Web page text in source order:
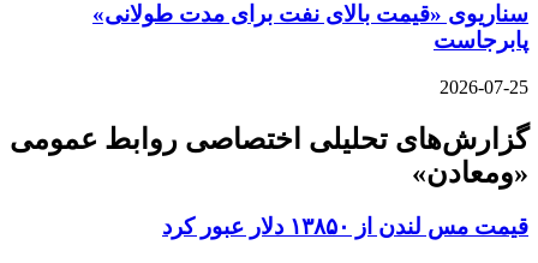
سناریوی «قیمت بالای نفت برای مدت طولانی»
پابرجاست
2026-07-25
گزارش‌های تحلیلی اختصاصی روابط عمومی
«ومعادن»
قیمت مس لندن از ۱۳۸۵۰ دلار عبور کرد